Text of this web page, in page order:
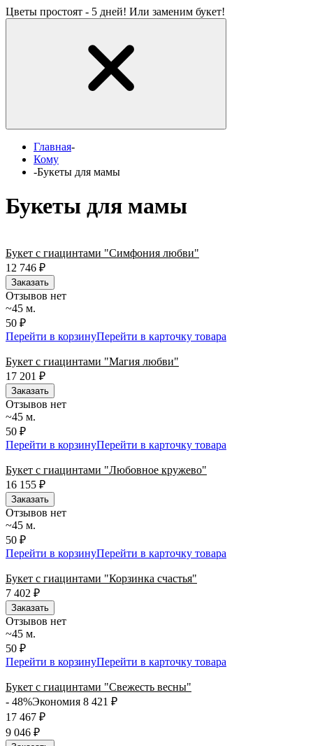
Цветы простоят - 5 дней! Или заменим букет!
Главная-
Кому
-Букеты для мамы
Букеты для мамы
Букет с гиацинтами "Симфония любви"
12 746 ₽
Заказать
Отзывов нет
~45 м.
50 ₽
Перейти в корзинуПерейти в карточку товара
Букет с гиацинтами "Магия любви"
17 201
₽
Заказать
Отзывов нет
~45 м.
50 ₽
Перейти в корзинуПерейти в карточку товара
Букет с гиацинтами "Любовное кружево"
16 155 ₽
Заказать
Отзывов нет
~45 м.
50 ₽
Перейти в корзинуПерейти в карточку товара
Букет с гиацинтами "Корзинка счастья"
7 402 ₽
Заказать
Отзывов нет
~45 м.
50 ₽
Перейти в корзинуПерейти в карточку товара
Букет с гиацинтами "Свежесть весны"
- 48%Экономия 8 421 ₽
17 467 ₽
9 046 ₽